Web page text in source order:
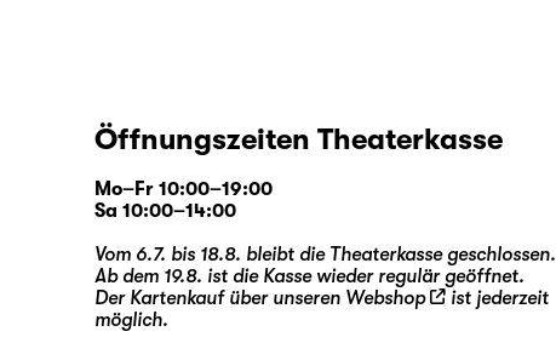
Öffnungszeiten Theaterkasse
Mo–Fr 10:00–19:00
Sa 10:00–14:00
Vom 6.7. bis 18.8. bleibt die Theaterkasse geschlossen.
Ab dem 19.8. ist die Kasse wieder regulär geöffnet.
Der Kartenkauf über unseren Webshop
ist jederzeit
möglich.